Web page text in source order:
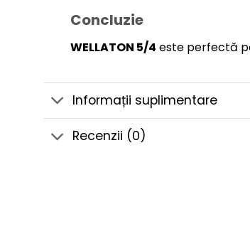
Concluzie
WELLATON 5/4 este perfectă
Informații suplimentare
Recenzii (0)